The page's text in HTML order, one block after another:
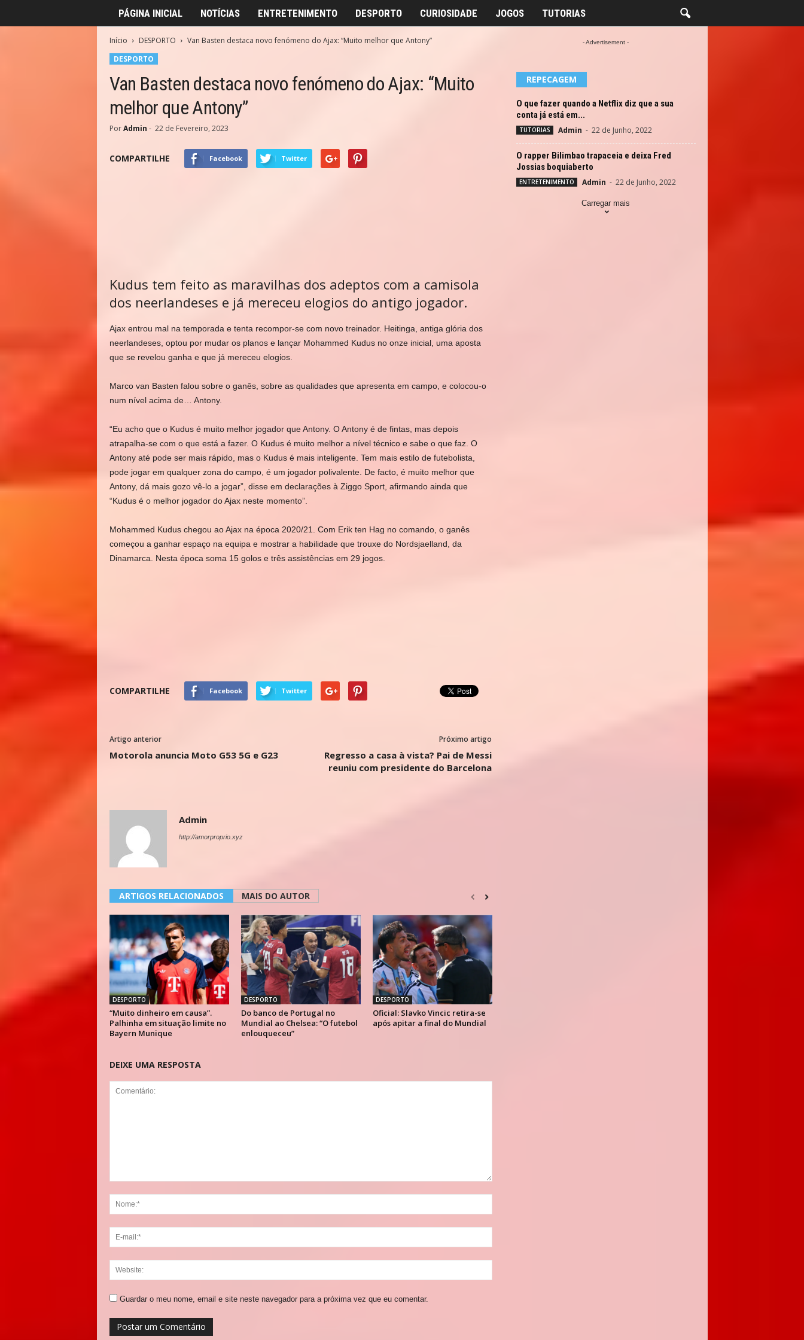
PÁGINA INICIAL NOTÍCIAS ENTRETENIMENTO DESPORTO CURIOSIDADE JOGOS TUTORIAS
Início DESPORTO
Van Basten destaca novo fenómeno do Ajax: “Muito melhor que Antony”
DESPORTO
Van Basten destaca novo fenómeno do Ajax: “Muito
melhor que Antony”
Por Admin - 22 de Fevereiro, 2023
COMPARTILHE Facebook Twitter
Kudus tem feito as maravilhas dos adeptos com a camisola
dos neerlandeses e já mereceu elogios do antigo jogador.
Ajax entrou mal na temporada e tenta recompor-se com novo treinador. Heitinga, antiga glória dos
neerlandeses, optou por mudar os planos e lançar Mohammed Kudus no onze inicial, uma aposta
que se revelou ganha e que já mereceu elogios.
Marco van Basten falou sobre o ganês, sobre as qualidades que apresenta em campo, e colocou-o
num nível acima de… Antony.
“Eu acho que o Kudus é muito melhor jogador que Antony. O Antony é de fintas, mas depois
atrapalha-se com o que está a fazer. O Kudus é muito melhor a nível técnico e sabe o que faz. O
Antony até pode ser mais rápido, mas o Kudus é mais inteligente. Tem mais estilo de futebolista,
pode jogar em qualquer zona do campo, é um jogador polivalente. De facto, é muito melhor que
Antony, dá mais gozo vê-lo a jogar”, disse em declarações à Ziggo Sport, afirmando ainda que
“Kudus é o melhor jogador do Ajax neste momento”.
Mohammed Kudus chegou ao Ajax na época 2020/21. Com Erik ten Hag no comando, o ganês
começou a ganhar espaço na equipa e mostrar a habilidade que trouxe do Nordsjaelland, da
Dinamarca. Nesta época soma 15 golos e três assistências em 29 jogos.
COMPARTILHE Facebook Twitter
Artigo anterior
Motorola anuncia Moto G53 5G e G23
Próximo artigo
Regresso a casa à vista? Pai de Messi
reuniu com presidente do Barcelona
Admin
http://amorproprio.xyz
ARTIGOS RELACIONADOS MAIS DO AUTOR
DESPORTO
“Muito dinheiro em causa”.
Palhinha em situação limite no
Bayern Munique
DESPORTO
Do banco de Portugal no
Mundial ao Chelsea: “O futebol
enlouqueceu”
DESPORTO
Oficial: Slavko Vincic retira-se
após apitar a final do Mundial
DEIXE UMA RESPOSTA
Guardar o meu nome, email e site neste navegador para a próxima vez que eu comentar.
- Advertisement -
REPECAGEM
O que fazer quando a Netflix diz que a sua
conta já está em...
TUTORIAS Admin - 22 de Junho, 2022
O rapper Bilimbao trapaceia e deixa Fred
Jossias boquiaberto
ENTRETENIMENTO Admin - 22 de Junho, 2022
Carregar mais